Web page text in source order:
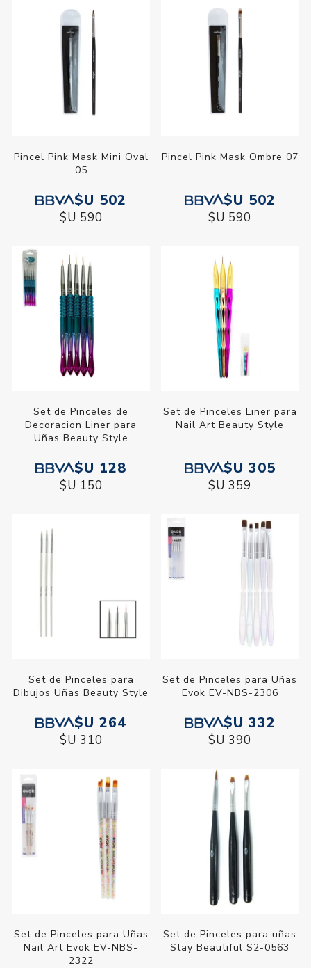
Pincel Pink Mask Mini Oval
05
$U 502
$U 590
Pincel Pink Mask Ombre 07
$U 502
$U 590
Set de Pinceles de
Decoracion Liner para
Uñas Beauty Style
$U 128
$U 150
Set de Pinceles Liner para
Nail Art Beauty Style
$U 305
$U 359
Set de Pinceles para
Dibujos Uñas Beauty Style
$U 264
$U 310
Set de Pinceles para Uñas
Evok EV-NBS-2306
$U 332
$U 390
Set de Pinceles para Uñas
Nail Art Evok EV-NBS-
2322
Set de Pinceles para uñas
Stay Beautiful S2-0563